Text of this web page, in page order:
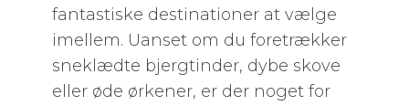
fantastiske destinationer at vælge
imellem. Uanset om du foretrækker
sneklædte bjergtinder, dybe skove
eller øde ørkener, er der noget for